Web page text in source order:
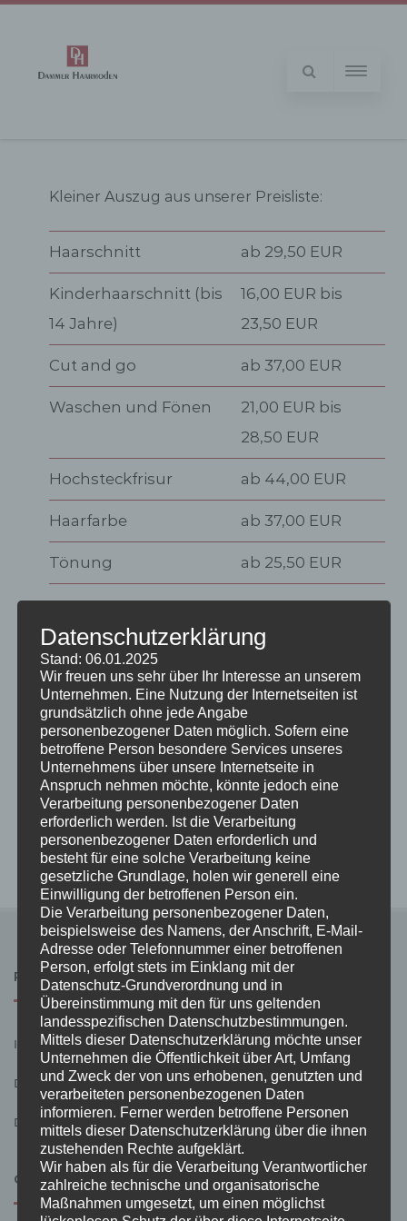
Kleiner Auszug aus unserer Preisliste:
Haarschnitt ab 29,50 EUR
Kinderhaarschnitt (bis
14 Jahre)
16,00 EUR bis
23,50 EUR
Cut and go ab 37,00 EUR
Waschen und Fönen
21,00 EUR bis
28,50 EUR
Hochsteckfrisur ab 44,00 EUR
Haarfarbe ab 37,00 EUR
Tönung ab 25,50 EUR
AKTUELLES
Neu im Team 16. Dezember 2018
Unsere Öffnungszeiten an Weihnachten 2018
Dezember 2018
RECHTLICHES
Impressum
Datenschutzerklärung
Datenlöschung
ÖFFNUNGSZEITEN
Datenschutzerklärung
Stand: 06.01.2025
Wir freuen uns sehr über Ihr Interesse an unserem
Unternehmen. Eine Nutzung der Internetseiten ist
grundsätzlich ohne jede Angabe
personenbezogener Daten möglich. Sofern eine
betroffene Person besondere Services unseres
Unternehmens über unsere Internetseite in
Anspruch nehmen möchte, könnte jedoch eine
Verarbeitung personenbezogener Daten
erforderlich werden. Ist die Verarbeitung
personenbezogener Daten erforderlich und
besteht für eine solche Verarbeitung keine
gesetzliche Grundlage, holen wir generell eine
Einwilligung der betroffenen Person ein.
Die Verarbeitung personenbezogener Daten,
beispielsweise des Namens, der Anschrift, E-Mail-
Adresse oder Telefonnummer einer betroffenen
Person, erfolgt stets im Einklang mit der
Datenschutz-Grundverordnung und in
Übereinstimmung mit den für uns geltenden
landesspezifischen Datenschutzbestimmungen.
Mittels dieser Datenschutzerklärung möchte unser
Unternehmen die Öffentlichkeit über Art, Umfang
und Zweck der von uns erhobenen, genutzten und
verarbeiteten personenbezogenen Daten
informieren. Ferner werden betroffene Personen
mittels dieser Datenschutzerklärung über die ihnen
zustehenden Rechte aufgeklärt.
Wir haben als für die Verarbeitung Verantwortlicher
zahlreiche technische und organisatorische
Maßnahmen umgesetzt, um einen möglichst